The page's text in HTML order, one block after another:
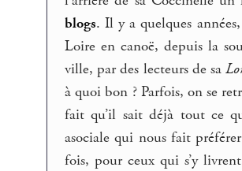
blogs. Il y a quelques
Loire en canoë, depuis la
ville, par des lecteurs de sa
à quoi bon ? Parfois, on se
fait qu’il sait déjà tout ce
asociale qui nous fait
fois, pour ceux qui s’y